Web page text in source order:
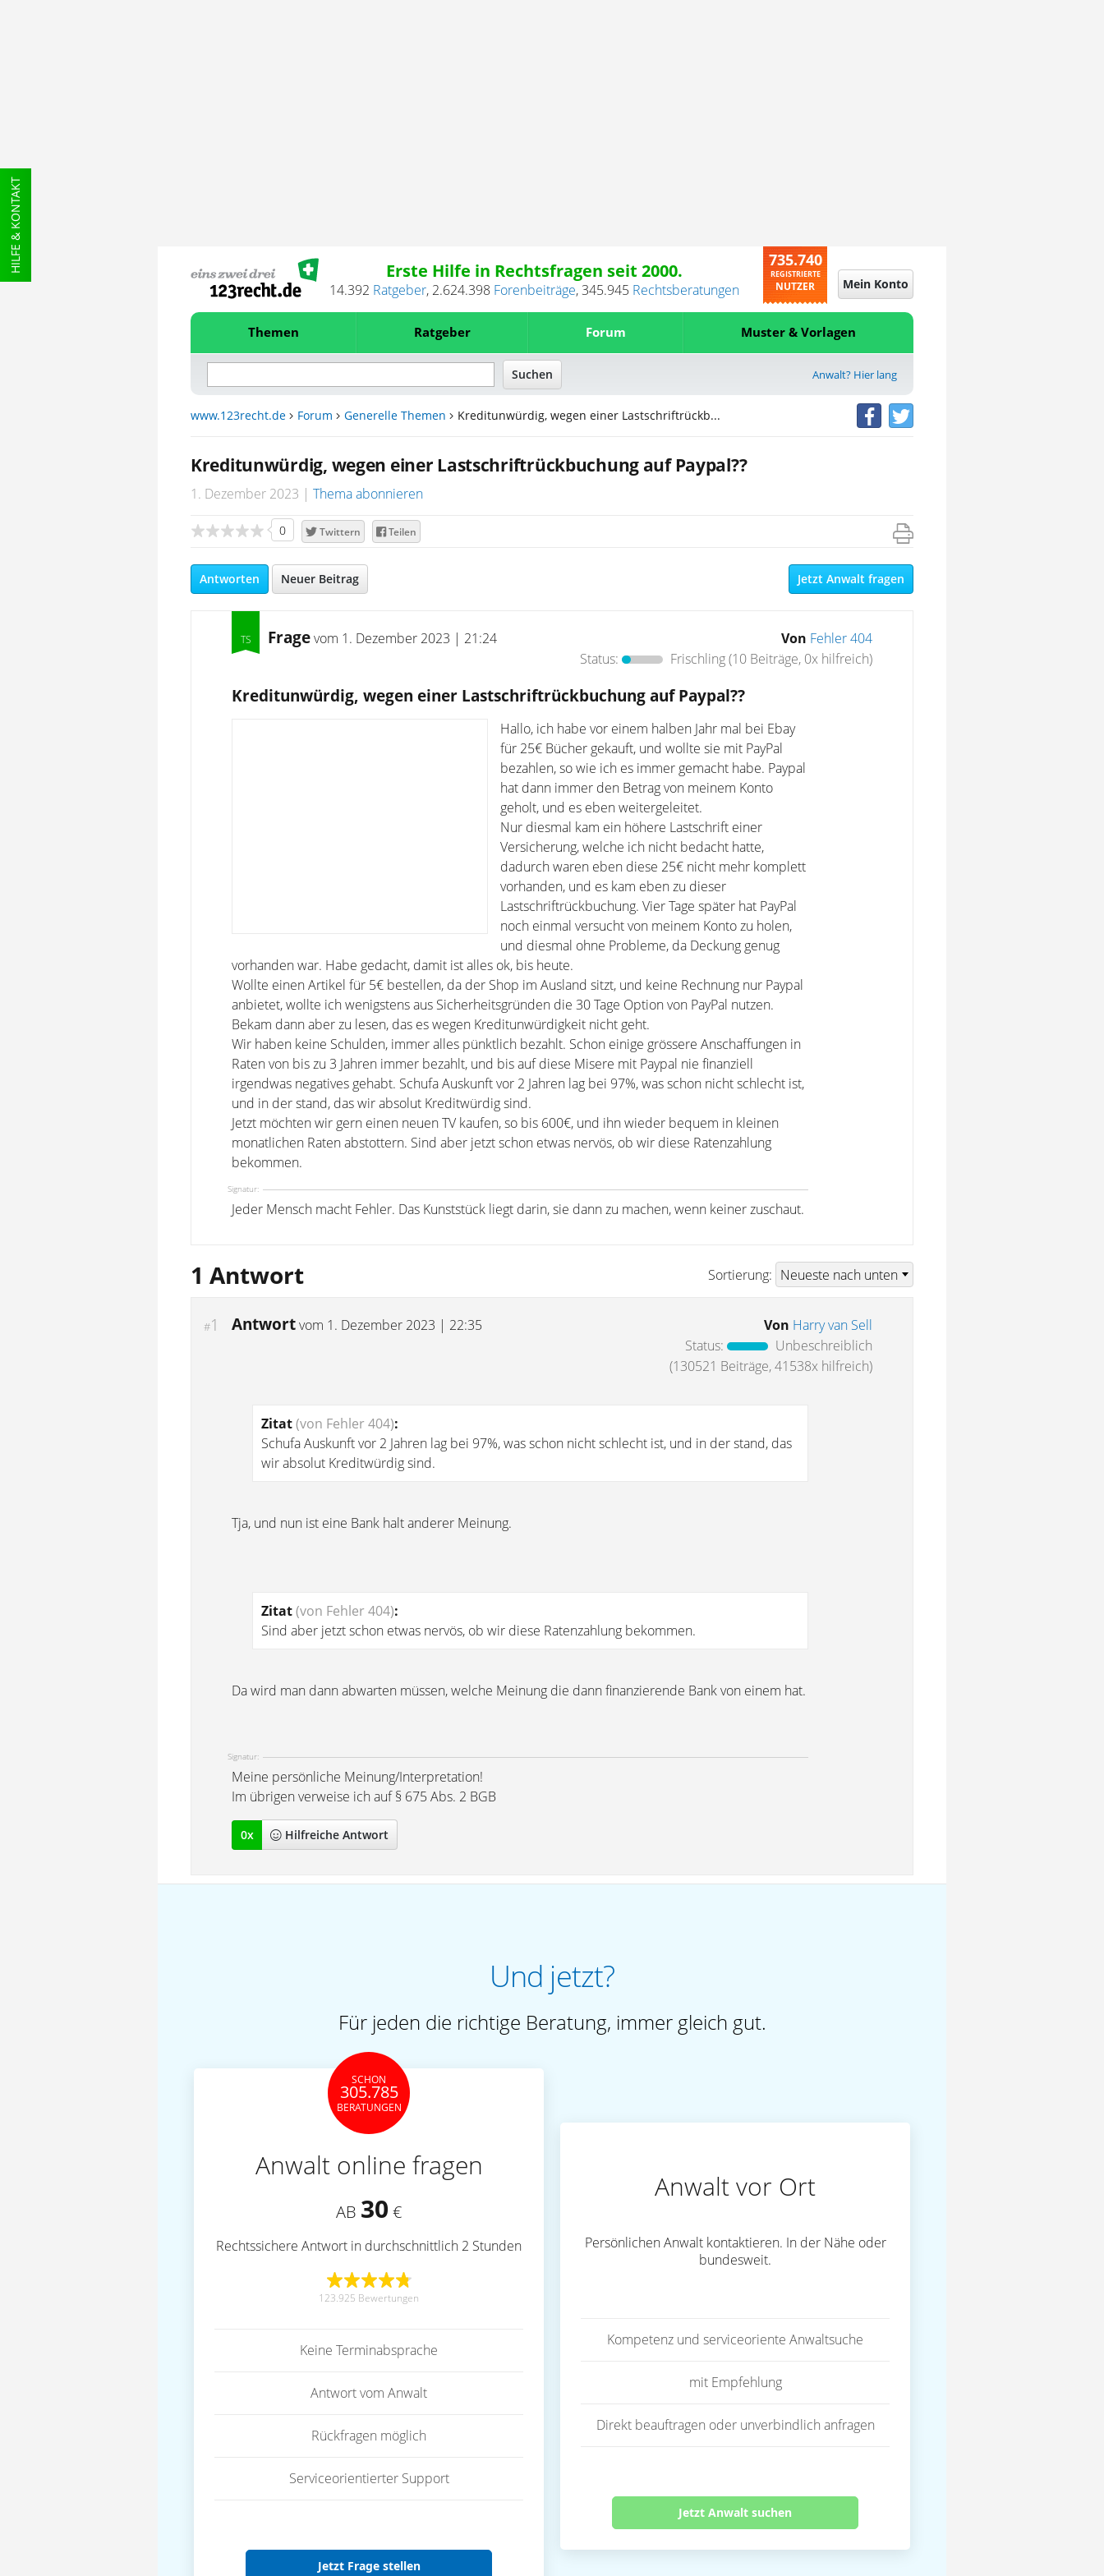
HILFE & KONTAKT Erste Hilfe in Rechtsfragen seit 2000.
14.392 Ratgeber, 2.624.398 Forenbeiträge,345.945 Rechtsberatungen
735.740
REGISTRIERTE
NUTZER Mein Konto
Themen Ratgeber Forum Muster & Vorlagen
Anwalt? Hier lang
www.123recht.de Forum Generelle Themen Kreditunwürdig, wegen einer Lastschriftrückb...
Kreditunwürdig, wegen einer Lastschriftrückbuchung auf Paypal??
1. Dezember 2023 Thema abonnieren
0 Twittern Teilen
Antworten Neuer Beitrag Jetzt Anwalt fragen
Fragevom 1. Dezember 2023 | 21:24 Von Fehler 404
Status:
Frischling(10 Beiträge, 0x hilfreich)
Kreditunwürdig, wegen einer Lastschriftrückbuchung auf Paypal??
Hallo, ich habe vor einem halben Jahr mal bei Ebay
für 25€ Bücher gekauft, und wollte sie mit PayPal
bezahlen, so wie ich es immer gemacht habe. Paypal
hat dann immer den Betrag von meinem Konto
geholt, und es eben weitergeleitet.
Nur diesmal kam ein höhere Lastschrift einer
Versicherung, welche ich nicht bedacht hatte,
dadurch waren eben diese 25€ nicht mehr komplett
vorhanden, und es kam eben zu dieser
Lastschriftrückbuchung. Vier Tage später hat PayPal
noch einmal versucht von meinem Konto zu holen,
und diesmal ohne Probleme, da Deckung genug
vorhanden war. Habe gedacht, damit ist alles ok, bis heute.
Wollte einen Artikel für 5€ bestellen, da der Shop im Ausland sitzt, und keine Rechnung nur Paypal
anbietet, wollte ich wenigstens aus Sicherheitsgründen die 30 Tage Option von PayPal nutzen.
Bekam dann aber zu lesen, das es wegen Kreditunwürdigkeit nicht geht.
Wir haben keine Schulden, immer alles pünktlich bezahlt. Schon einige grössere Anschaffungen in
Raten von bis zu 3 Jahren immer bezahlt, und bis auf diese Misere mit Paypal nie finanziell
irgendwas negatives gehabt. Schufa Auskunft vor 2 Jahren lag bei 97%, was schon nicht schlecht ist,
und in der stand, das wir absolut Kreditwürdig sind.
Jetzt möchten wir gern einen neuen TV kaufen, so bis 600€, und ihn wieder bequem in kleinen
monatlichen Raten abstottern. Sind aber jetzt schon etwas nervös, ob wir diese Ratenzahlung
bekommen.
Signatur:
Jeder Mensch macht Fehler. Das Kunststück liegt darin, sie dann zu machen, wenn keiner zuschaut.
1 Antwort Sortierung:
#1 Antwortvom 1. Dezember 2023 | 22:35 Von Harry van Sell
Status:
Unbeschreiblich
(130521 Beiträge, 41538x hilfreich)
Zitat(von Fehler 404):
Schufa Auskunft vor 2 Jahren lag bei 97%, was schon nicht schlecht ist, und in der stand, das
wir absolut Kreditwürdig sind.
Tja, und nun ist eine Bank halt anderer Meinung.
Zitat(von Fehler 404):
Sind aber jetzt schon etwas nervös, ob wir diese Ratenzahlung bekommen.
Da wird man dann abwarten müssen, welche Meinung die dann finanzierende Bank von einem hat.
Signatur:
Meine persönliche Meinung/Interpretation!
Im übrigen verweise ich auf § 675 Abs. 2 BGB
0x Hilfreiche Antwort
Und jetzt?
Für jeden die richtige Beratung, immer gleich gut.
SCHON
305.785
BERATUNGEN
Anwalt online fragen
AB 30 €
Rechtssichere Antwort in durchschnittlich 2 Stunden
123.925 Bewertungen
Keine Terminabsprache
Antwort vom Anwalt
Rückfragen möglich
Serviceorientierter Support
Jetzt Frage stellen
Anwalt vor Ort
Persönlichen Anwalt kontaktieren. In der Nähe oder
bundesweit.
Kompetenz und serviceoriente Anwaltsuche
mit Empfehlung
Direkt beauftragen oder unverbindlich anfragen
Jetzt Anwalt suchen